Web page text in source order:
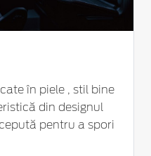
în piele , stil bine
din designul
pentru a spori